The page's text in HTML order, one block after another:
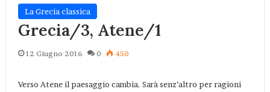
La Grecia classica
Grecia/3, Atene/1
12 Giugno 2016 0 450
Verso Atene il paesaggio cambia. Sarà senz’altro per ragioni